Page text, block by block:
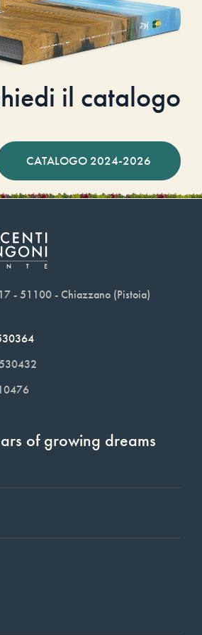
il catalogo
CATALOGO 2024-2026
- 51100 - Chiazzano (Pistoia)
of growing dreams